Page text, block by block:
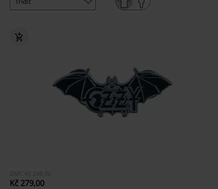
DMC Kč 299,00
Kč 279,00